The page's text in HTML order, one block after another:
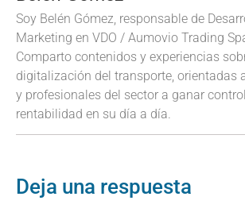
Soy Belén Gómez, responsable de
Marketing en VDO / Aumovio Trading
Comparto contenidos y experiencias
digitalización del transporte, orientadas
y profesionales del sector a ganar
rentabilidad en su día a día.
Deja una respuesta